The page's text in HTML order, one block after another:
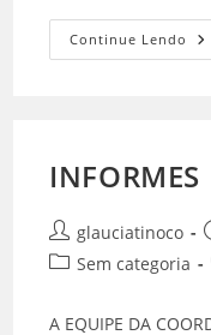
Continue Lendo
INFORMES
glauciatinoco
Sem categoria
A EQUIPE DA